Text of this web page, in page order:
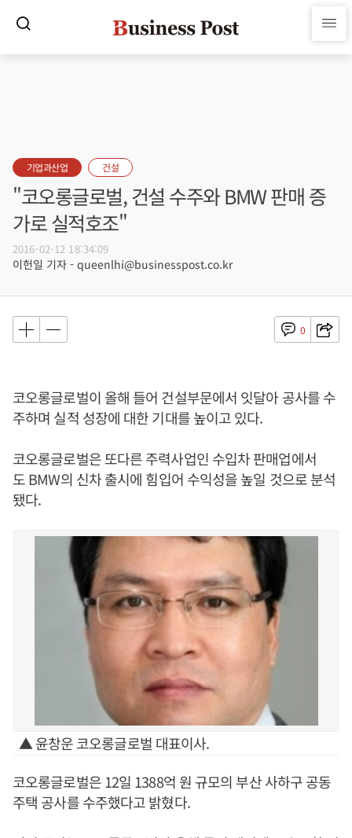
기업과산업 건설
"코오롱글로벌, 건설 수주와 BMW 판매 증
가로 실적호조"
2016-02-12 18:34:09
이헌일 기자 - queenlhi@businesspost.co.kr
0
코오롱글로벌이 올해 들어 건설부문에서 잇달아 공사를 수
주하며 실적 성장에 대한 기대를 높이고 있다.
코오롱글로벌은 또다른 주력사업인 수입차 판매업에서
도 BMW의 신차 출시에 힘입어 수익성을 높일 것으로 분석
됐다.
▲ 윤창운 코오롱글로벌 대표이사.
코오롱글로벌은 12일 1388억 원 규모의 부산 사하구 공동
주택 공사를 수주했다고 밝혔다.